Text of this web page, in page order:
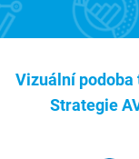
Vizuální podoba
Strategie